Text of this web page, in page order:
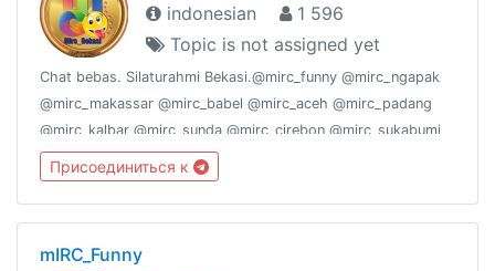
indonesian
1 596
Topic is not assigned yet
Chat bebas. Silaturahmi Bekasi.@mirc_funny @mirc_ngapak
@mirc_makassar @mirc_babel @mirc_aceh @mirc_padang
@mirc_kalbar @mirc_sunda @mirc_cirebon @mirc_sukabumi
@mirc_madura @mirc_joglosemar @mirc_surabaya
@mirc_pekanbaru @mirc_jogja @mirc_ambon,
Присоединиться к
mIRC_Funny